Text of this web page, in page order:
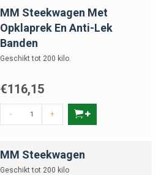
MM Steekwagen Met
Opklaprek En Anti-Lek
Banden
Geschikt tot 200 kilo.
€116,15
- +
MM Steekwagen
Geschikt tot 200 kilo